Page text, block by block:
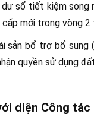
dư sổ tiết kiệm
mới trong vòng 2
sản bổ trợ bổ sung
quyền sử dụng
diện Công tác